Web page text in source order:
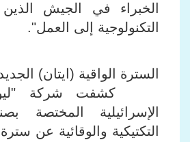
الخبراء في الجيش الذين
التكنولوجية إلى العمل".
السترة الواقية (ايتان)
كشفت شركة "ليور
الإسرائيلية المختصة
التكتيكية والوقائية عن